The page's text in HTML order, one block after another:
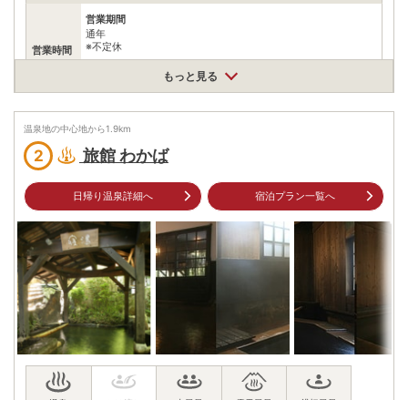
営業時間
営業期間
通年
※不定休
入浴料 大人500円、小人（3歳～小学生）300円
泉質 単純温泉、炭酸水素塩泉、塩化物泉、硫酸塩泉
アクセス
熊本県阿蘇郡南小国町大字満願寺黒川6961−1
車
日田ICより車で約60分
公共交通機関
JR豊肥本線阿蘇駅から産交九州横断バス（予約制）黒川
温泉方面行きで50分、黒川温泉下車、タクシーで5分
駐車場 無料（30台）
電話番号 0967440906
※ 掲載情報は変更になる場合があります。最新の内容はご利用前にご自身でお
問合せください。
もっと見る
温泉地の中心地から1.9km
2 旅館 わかば
日帰り温泉詳細へ 宿泊プラン一覧へ